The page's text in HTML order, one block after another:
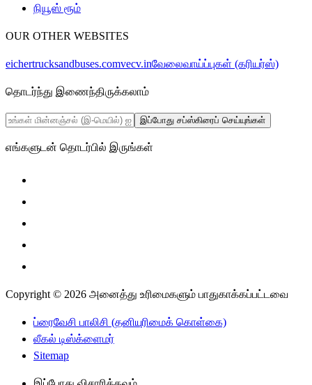
நியூஸ் ரூம்
OUR OTHER WEBSITES
eichertrucksandbuses.comvecv.inவேலைவாய்ப்புகள் (கரியர்ஸ்)
தொடர்ந்து இணைந்திருக்கலாம்
இப்போது சப்ஸ்கிரைப் செய்யுங்கள்
எங்களுடன் தொடர்பில் இருங்கள்
Copyright © 2026 அனைத்து உரிமைகளும் பாதுகாக்கப்பட்டவை
ப்ரைவேசி பாலிசி (தனியுரிமைக் கொள்கை)
லீகல் டிஸ்க்ளைமர்
Sitemap